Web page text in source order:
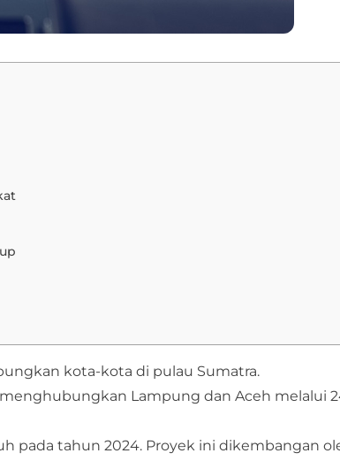
kota-kota di pulau Sumatra.
Lampung dan Aceh melalui
pada tahun 2024. Proyek ini dikembangan